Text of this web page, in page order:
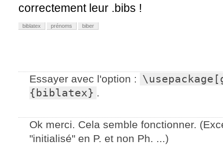
correctement leur .bibs !
biblatex prénoms biber
Essayer avec l'option :
{biblatex} .
Ok merci. Cela semble fonctionner.
"initialisé" en P. et non Ph. ...)